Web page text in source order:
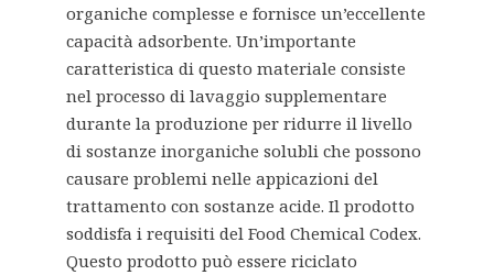
organiche complesse e fornisce un’eccellente
capacità adsorbente. Un’importante
caratteristica di questo materiale consiste
nel processo di lavaggio supplementare
durante la produzione per ridurre il livello
di sostanze inorganiche solubli che possono
causare problemi nelle appicazioni del
trattamento con sostanze acide. Il prodotto
soddisfa i requisiti del Food Chemical Codex.
Questo prodotto può essere riciclato